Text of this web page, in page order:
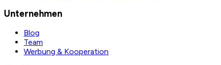
Unternehmen
Blog
Team
Werbung & Kooperation